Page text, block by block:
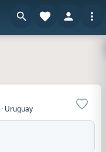
· Uruguay